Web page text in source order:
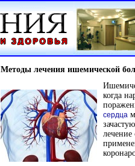
Методы лечения ишемической
когда
сердца